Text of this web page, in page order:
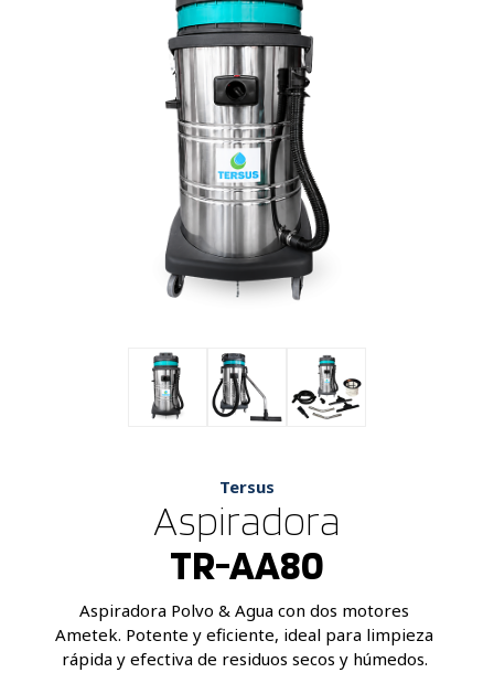
Tersus
Aspiradora
TR-AA80
Aspiradora Polvo & Agua con dos motores
Ametek. Potente y eficiente, ideal para limpieza
rápida y efectiva de residuos secos y húmedos.